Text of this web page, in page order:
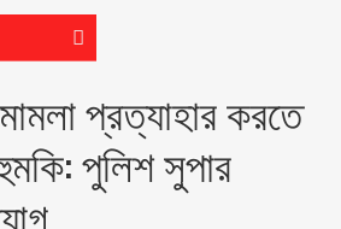
মামলা প্রত্যাহার করতে
পুলিশ সুপার